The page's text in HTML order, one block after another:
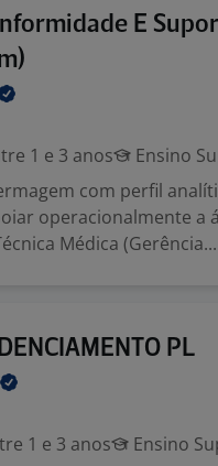
E
1 e 3 anos Ensino
com perfil
operacionalmente a
Médica (Gerência...
PL
1 e 3 anos Ensino